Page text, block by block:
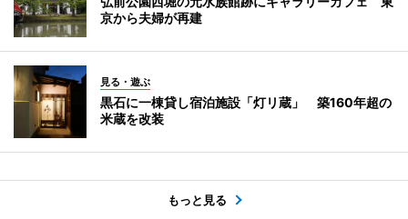
京から夫婦が再建
見る・遊ぶ
黒石に一棟貸し宿泊施設「灯リ蔵」 築160年超の
米蔵を改装
もっと見る